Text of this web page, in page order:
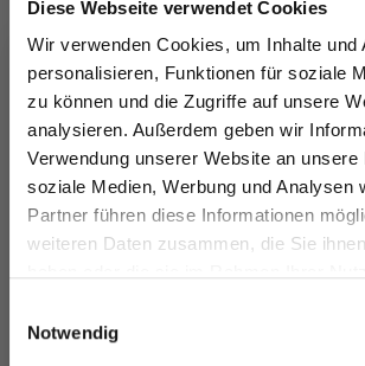
Diese Webseite verwendet Cookies
Wir verwenden Cookies, um Inhalte und
personalisieren, Funktionen für soziale
zu können und die Zugriffe auf unsere
analysieren. Außerdem geben wir
Verwendung unserer Website an unsere
soziale Medien, Werbung und Analysen
Partner führen diese Informationen
weiteren Daten zusammen, die Sie
Notwendig
GRÖSSE:
Umfangca.: 90 cm.
Höhe (ohne Träger) ca.: 36 cm.
GARN:
DROPS BOMULL LIN von Garnstudio
HÄKELNADEL
Spare bis zu
und erhalte exklusiven